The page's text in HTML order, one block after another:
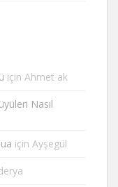
için Ahmet ak
Nasıl
için Ayşegül